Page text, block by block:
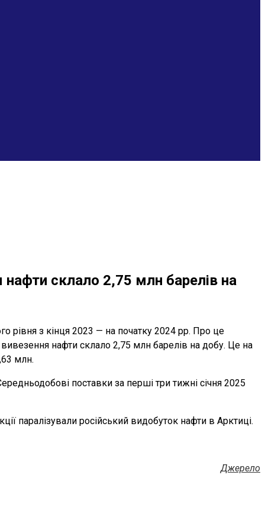
нафти склало 2,75 млн барелів на
рівня з кінця 2023 — на початку 2024 рр. Про це
нафти склало 2,75 млн барелів на добу. Це на
млн.
поставки за перші три тижні січня 2025
паралізували російський видобуток нафти в Арктиці.
Джерело